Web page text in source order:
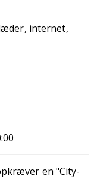
internet,
en "City-